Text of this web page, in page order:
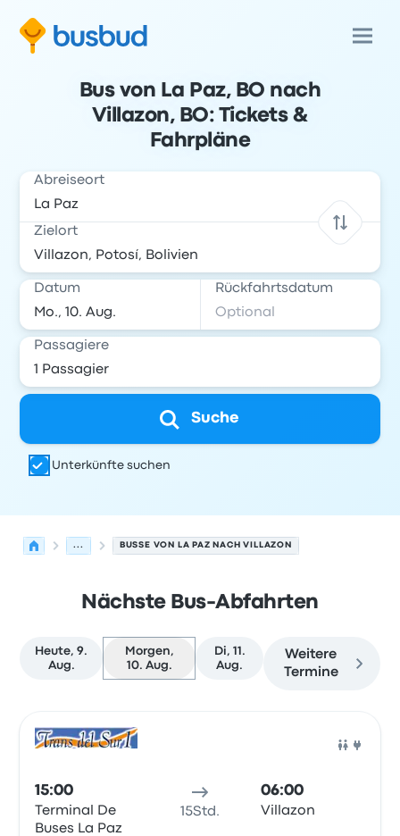
Bus von La Paz, BO nach
Villazon, BO: Tickets &
Fahrpläne
Abreiseort
Zielort
Datum Rückfahrtsdatum
Passagiere
Suche
Unterkünfte suchen
... BUSSE VON LA PAZ NACH VILLAZON
Nächste Bus-Abfahrten
Heute, 9.
Aug.
Morgen,
10. Aug.
Di, 11.
Aug.
Weitere
Termine
15:00
Terminal De
Buses La Paz
15Std.
06:00
Villazon